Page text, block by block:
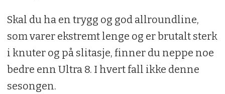
Skal du ha en trygg og god allroundline,
som varer ekstremt lenge og er brutalt sterk
i knuter og på slitasje, finner du neppe noe
bedre enn Ultra 8. I hvert fall ikke denne
sesongen.